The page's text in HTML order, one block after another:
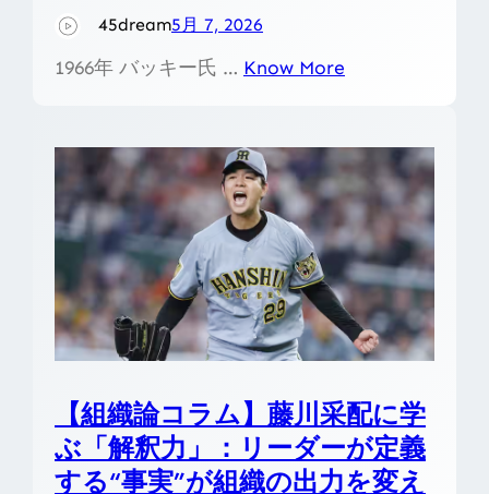
45dream5月 7, 2026
1966年 バッキー氏 … Know More
【組織論コラム】藤川采配に学
ぶ「解釈力」：リーダーが定義
する“事実”が組織の出力を変え